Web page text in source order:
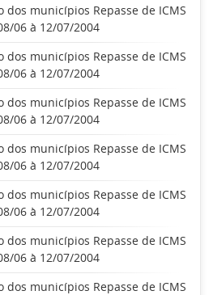
municípios Repasse de ICMS
06 à 12/07/2004
municípios Repasse de ICMS
06 à 12/07/2004
municípios Repasse de ICMS
06 à 12/07/2004
municípios Repasse de ICMS
06 à 12/07/2004
municípios Repasse de ICMS
06 à 12/07/2004
municípios Repasse de ICMS
06 à 12/07/2004
municípios Repasse de ICMS